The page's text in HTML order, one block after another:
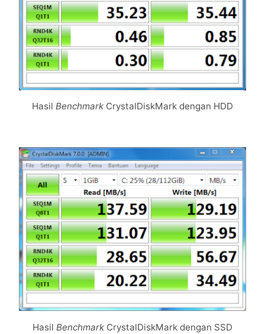
Hasil Benchmark CrystalDiskMark dengan HDD
Hasil Benchmark CrystalDiskMark dengan SSD